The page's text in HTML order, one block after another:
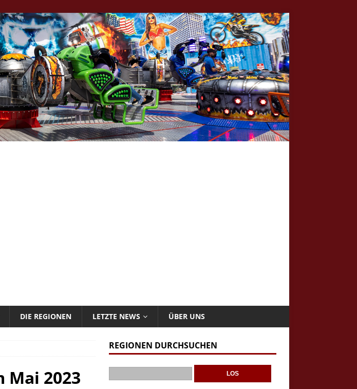
DIE REGIONEN LETZTE NEWS ÜBER UNS
2023
REGIONEN DURCHSUCHEN